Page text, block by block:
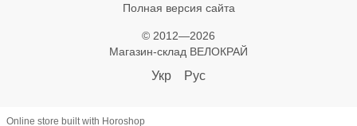
Полная версия сайта
© 2012—2026
Магазин-склад ВЕЛОКРАЙ
Укр Рус
Online store built with Horoshop